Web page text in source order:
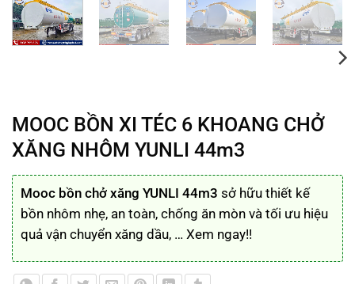
MOOC BỒN XI TÉC 6 KHOANG CHỞ
XĂNG NHÔM YUNLI 44m3
Mooc bồn chở xăng YUNLI 44m3 sở hữu thiết kế
bồn nhôm nhẹ, an toàn, chống ăn mòn và tối ưu hiệu
quả vận chuyển xăng dầu, … Xem ngay!!